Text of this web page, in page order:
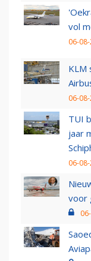
vol
06-
KLM
06-
TUI
jaar
06-
voor